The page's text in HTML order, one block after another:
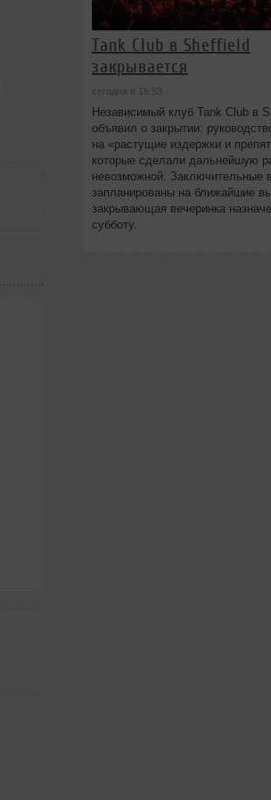
Tank Club в Sheffield
закрывается
сегодня в 16:53
Независимый клуб Tank Club в
объявил о закрытии:
на «растущие издержки и
которые сделали дальнейшую
невозможной. Заключительные
запланированы на ближайшие
закрывающая вечеринка
субботу.